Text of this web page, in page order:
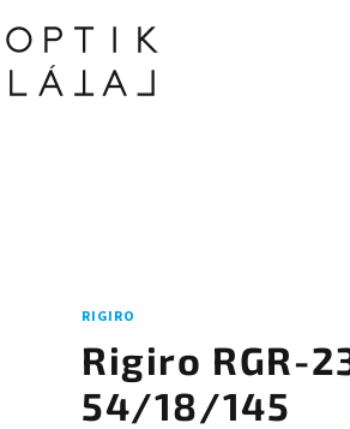
RIGIRO
Rigiro RGR-
54/18/145